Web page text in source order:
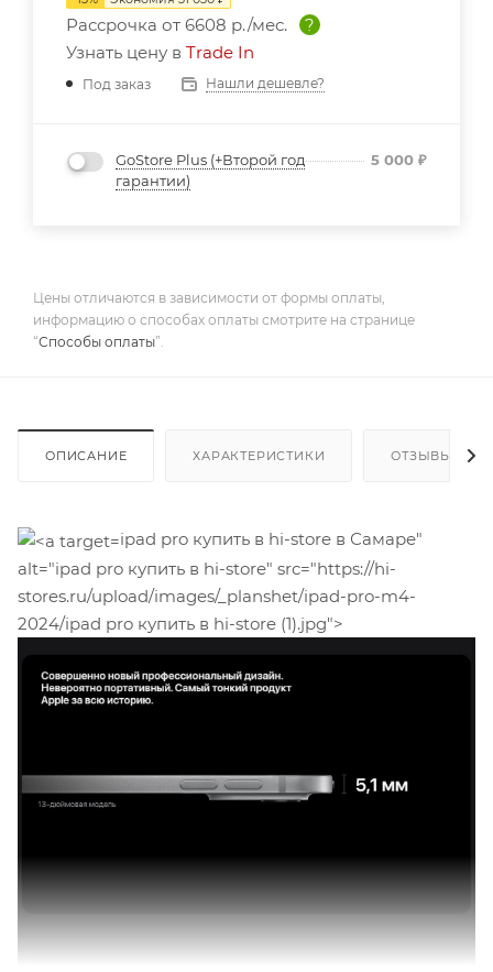
Рассрочка от 6608 р./мес.
?
Узнать цену в Trade In
Под заказ Нашли дешевле?
GoStore Plus (+Второй год
гарантии)
5 000 ₽
Цены отличаются в зависимости от формы оплаты,
информацию о способах оплаты смотрите на странице
“Способы оплаты”.
ОПИСАНИЕ ХАРАКТЕРИСТИКИ ОТЗЫВЫ
ipad pro купить в hi-store в Самаре"
alt="ipad pro купить в hi-store" src="https://hi-
stores.ru/upload/images/_planshet/ipad-pro-m4-
2024/ipad pro купить в hi-store (1).jpg">